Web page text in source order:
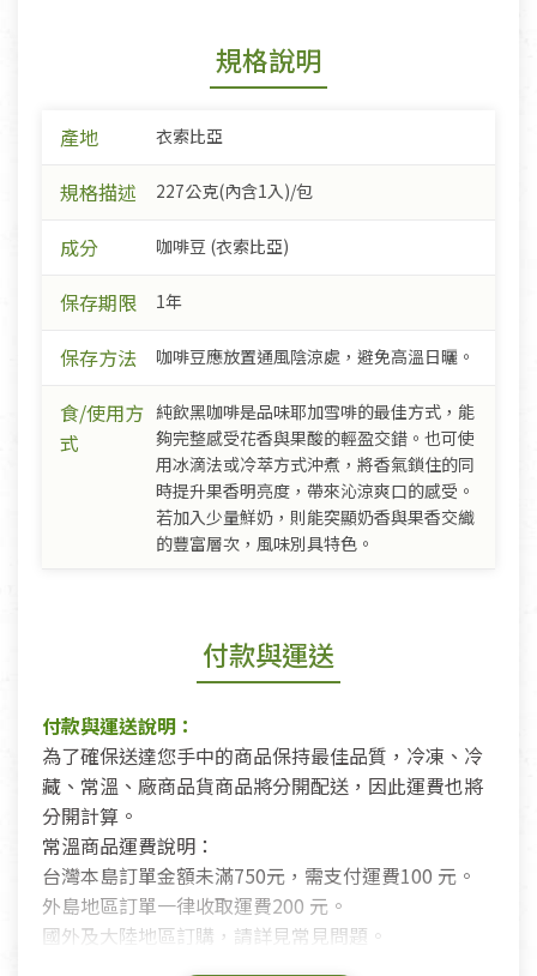
規格說明
產地 衣索比亞
規格描述 227公克(內含1入)/包
成分 咖啡豆 (衣索比亞)
保存期限 1年
保存方法 咖啡豆應放置通風陰涼處，避免高溫日曬。
食/使用方
式
純飲黑咖啡是品味耶加雪啡的最佳方式，能
夠完整感受花香與果酸的輕盈交錯。也可使
用冰滴法或冷萃方式沖煮，將香氣鎖住的同
時提升果香明亮度，帶來沁涼爽口的感受。
若加入少量鮮奶，則能突顯奶香與果香交織
的豐富層次，風味別具特色。
付款與運送
付款與運送說明：
為了確保送達您手中的商品保持最佳品質，冷凍、冷
藏、常溫、廠商品貨商品將分開配送，因此運費也將
分開計算。
常溫商品運費說明：
台灣本島訂單金額未滿750元，需支付運費100 元。
外島地區訂單一律收取運費200 元。
國外及大陸地區訂購，請詳見常見問題。